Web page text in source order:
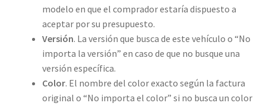
modelo en que el comprador estaría dispuesto a
aceptar por su presupuesto.
Versión. La versión que busca de este vehículo o “No
importa la versión” en caso de que no busque una
versión específica.
Color. El nombre del color exacto según la factura
original o “No importa el color” si no busca un color